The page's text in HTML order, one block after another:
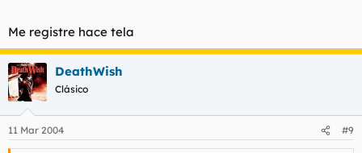
Me registre hace tela
DeathWish
Clásico
11 Mar 2004 #9